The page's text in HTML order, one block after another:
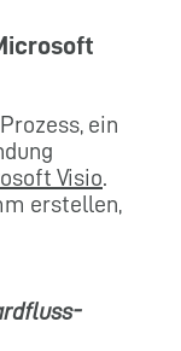
ein
Visio.
erstellen,